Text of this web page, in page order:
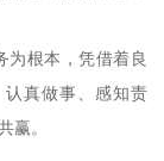
为根本，凭借着良
真做事、感知责
赢。